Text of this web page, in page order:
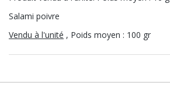
Salami poivre
Vendu à l'unité , Poids moyen : 100 gr